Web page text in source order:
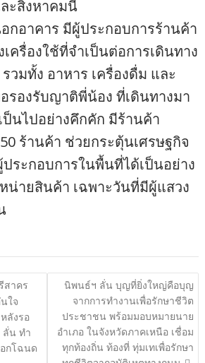
ะสิงหาคมนี้
กอาคาร มีผู้ประกอบการร้านค้า
ครื่องใช้ที่จำเป็นต่อการเดินทาง
วมทั้ง อาหาร เครื่องดื่ม และ
อรองรับญาติพี่น้อง ที่เดินทางมา
ป็นไปอย่างคึกคัก มีร้านค้า
ร้านค้า ช่วยกระตุ้นเศรษฐกิจ
ระกอบการในพื้นที่ได้เป็นอย่าง
น่ายสินค้า เฉพาะวันที่มีผู้แสวง
สาคร
ใจ
ลังรอ
ลั่น ทำ
กโฉนด
นิพนธ์ฯ ลั่น บุญที่ยิ่งใหญ่คือบุญ
จากการทำงานเพื่อรักษาชีวิต
ประชาชน พร้อมมอบหมายนาย
อำเภอ ในจังหวัดภาคเหนือ เชื่อม
ทุกท้องถิ่น ท้องที่ ทุ่มเทเพื่อรักษา